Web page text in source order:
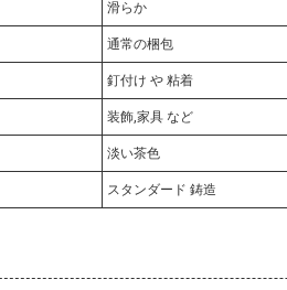
滑らか
通常の梱包
釘付け や 粘着
装飾,家具 など
淡い茶色
スタンダード 鋳造